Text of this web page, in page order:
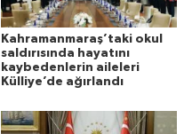
Kahramanmaraş’taki okul
saldırısında hayatını
kaybedenlerin aileleri
Külliye’de ağırlandı